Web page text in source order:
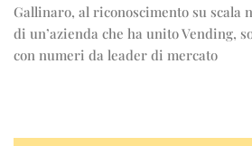
Gallinaro, al riconoscimento su scala
di un’azienda che ha unito Vending,
con numeri da leader di mercato